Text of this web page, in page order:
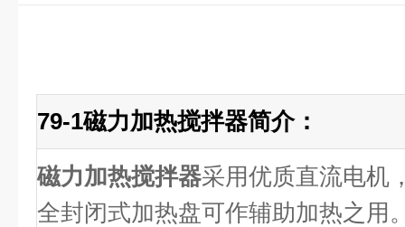
79-1磁力加热搅拌器简介：
磁力加热搅拌器采用优质直流电机
全封闭式加热盘可作辅助加热之用